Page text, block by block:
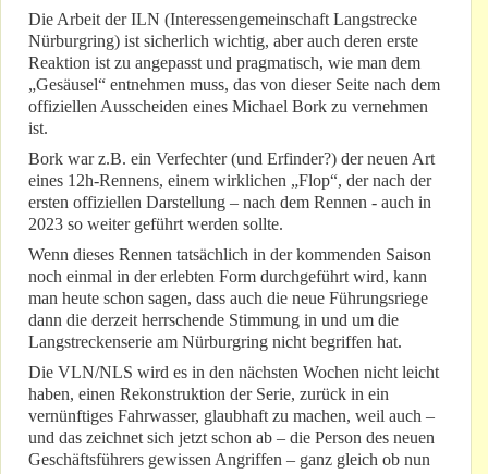
Die Arbeit der ILN (Interessengemeinschaft Langstrecke
Nürburgring) ist sicherlich wichtig, aber auch deren erste
Reaktion ist zu angepasst und pragmatisch, wie man dem
„Gesäusel“ entnehmen muss, das von dieser Seite nach dem
offiziellen Ausscheiden eines Michael Bork zu vernehmen
ist.
Bork war z.B. ein Verfechter (und Erfinder?) der neuen Art
eines 12h-Rennens, einem wirklichen „Flop“, der nach der
ersten offiziellen Darstellung – nach dem Rennen - auch in
2023 so weiter geführt werden sollte.
Wenn dieses Rennen tatsächlich in der kommenden Saison
noch einmal in der erlebten Form durchgeführt wird, kann
man heute schon sagen, dass auch die neue Führungsriege
dann die derzeit herrschende Stimmung in und um die
Langstreckenserie am Nürburgring nicht begriffen hat.
Die VLN/NLS wird es in den nächsten Wochen nicht leicht
haben, einen Rekonstruktion der Serie, zurück in ein
vernünftiges Fahrwasser, glaubhaft zu machen, weil auch –
und das zeichnet sich jetzt schon ab – die Person des neuen
Geschäftsführers gewissen Angriffen – ganz gleich ob nun